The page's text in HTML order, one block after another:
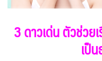
3 ดาวเด่น ตัวช่วย
เป็